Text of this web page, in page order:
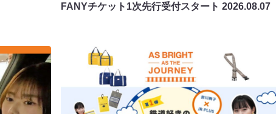
FANYチケット1次先行受付スタート2026.08.07